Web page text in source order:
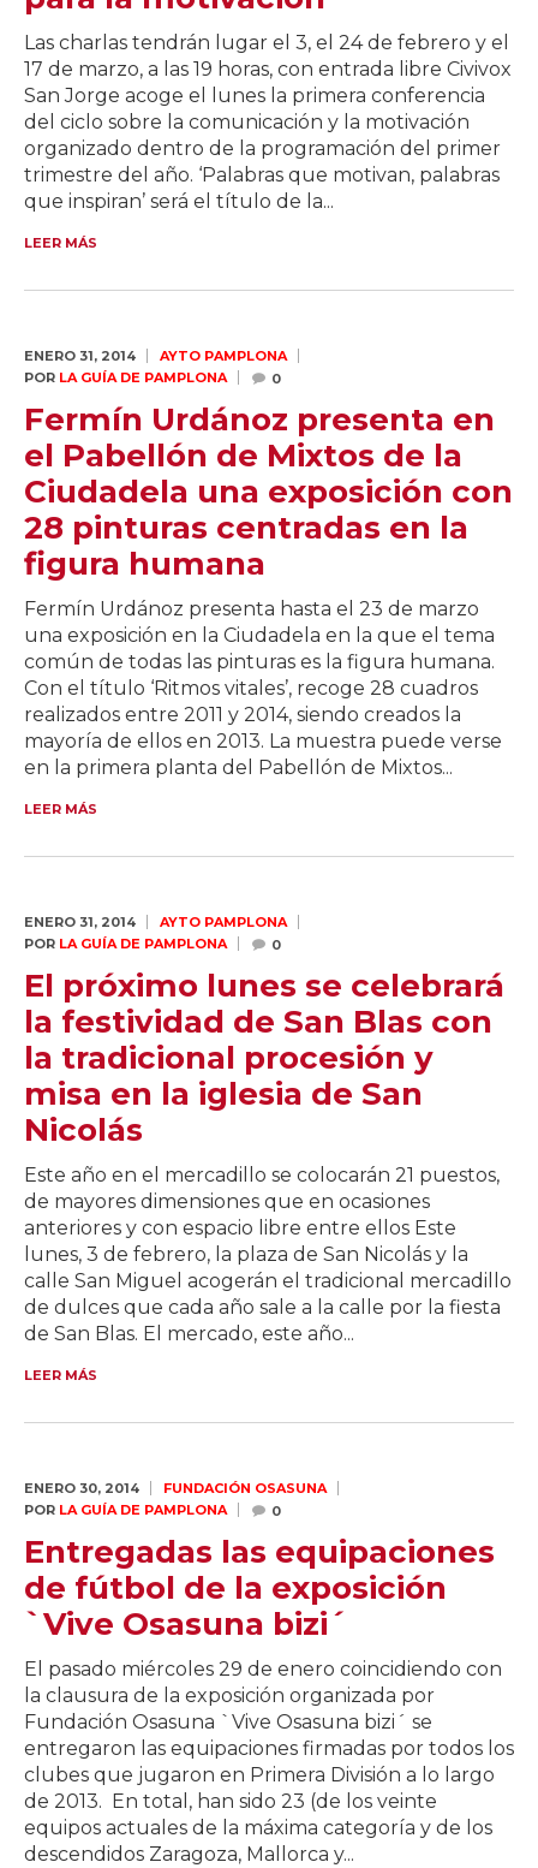
Las charlas tendrán lugar el 3, el 24 de febrero y el
17 de marzo, a las 19 horas, con entrada libre Civivox
San Jorge acoge el lunes la primera conferencia
del ciclo sobre la comunicación y la motivación
organizado dentro de la programación del primer
trimestre del año. ‘Palabras que motivan, palabras
que inspiran’ será el título de la...
LEER MÁS
ENERO 31, 2014
AYTO PAMPLONA
POR LA GUÍA DE PAMPLONA 0
Fermín Urdánoz presenta en
el Pabellón de Mixtos de la
Ciudadela una exposición con
28 pinturas centradas en la
figura humana
Fermín Urdánoz presenta hasta el 23 de marzo
una exposición en la Ciudadela en la que el tema
común de todas las pinturas es la figura humana.
Con el título ‘Ritmos vitales’, recoge 28 cuadros
realizados entre 2011 y 2014, siendo creados la
mayoría de ellos en 2013. La muestra puede verse
en la primera planta del Pabellón de Mixtos...
LEER MÁS
ENERO 31, 2014
AYTO PAMPLONA
POR LA GUÍA DE PAMPLONA 0
El próximo lunes se celebrará
la festividad de San Blas con
la tradicional procesión y
misa en la iglesia de San
Nicolás
Este año en el mercadillo se colocarán 21 puestos,
de mayores dimensiones que en ocasiones
anteriores y con espacio libre entre ellos Este
lunes, 3 de febrero, la plaza de San Nicolás y la
calle San Miguel acogerán el tradicional mercadillo
de dulces que cada año sale a la calle por la fiesta
de San Blas. El mercado, este año...
LEER MÁS
ENERO 30, 2014
FUNDACIÓN OSASUNA
POR LA GUÍA DE PAMPLONA 0
Entregadas las equipaciones
de fútbol de la exposición
`Vive Osasuna bizi´
El pasado miércoles 29 de enero coincidiendo con
la clausura de la exposición organizada por
Fundación Osasuna `Vive Osasuna bizi´ se
entregaron las equipaciones firmadas por todos los
clubes que jugaron en Primera División a lo largo
de 2013. En total, han sido 23 (de los veinte
equipos actuales de la máxima categoría y de los
descendidos Zaragoza, Mallorca y...